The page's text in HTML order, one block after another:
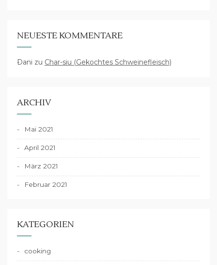
NEUESTE KOMMENTARE
Dani zu Char-siu (Gekochtes Schweinefleisch)
ARCHIV
Mai 2021
April 2021
März 2021
Februar 2021
KATEGORIEN
cooking